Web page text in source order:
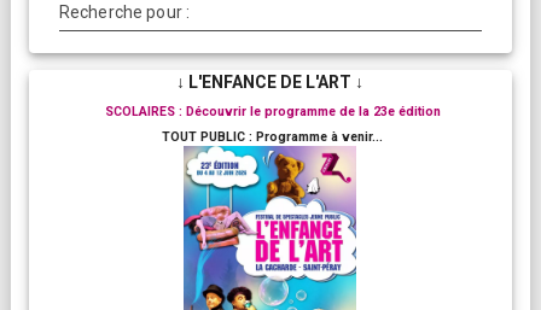
Recherche pour :
↓ L'ENFANCE DE L'ART ↓
SCOLAIRES : Découvrir le programme de la 23e édition
TOUT PUBLIC : Programme à venir...